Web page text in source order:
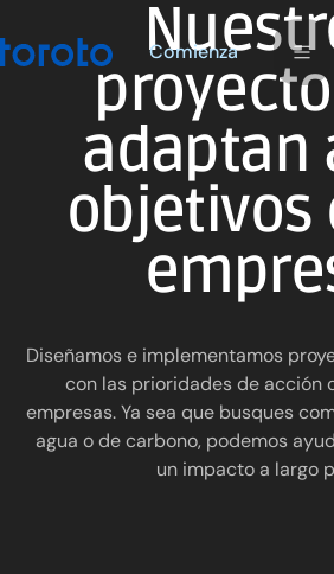
Comienza
adaptan
objetivos
Diseñamos e implementamos
con las prioridades de acción
empresas. Ya sea que busques
agua o de carbono, podemos
un impacto a largo